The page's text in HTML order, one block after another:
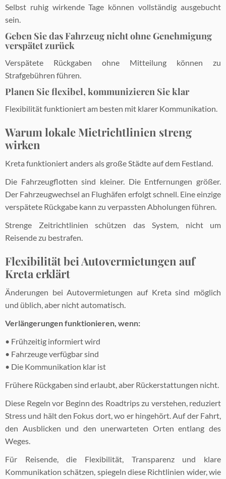
Selbst ruhig wirkende Tage können vollständig ausgebucht
sein.
Geben Sie das Fahrzeug nicht ohne Genehmigung
verspätet zurück
Verspätete Rückgaben ohne Mitteilung können zu
Strafgebühren führen.
Planen Sie flexibel, kommunizieren Sie klar
Flexibilität funktioniert am besten mit klarer Kommunikation.
Warum lokale Mietrichtlinien streng
wirken
Kreta funktioniert anders als große Städte auf dem Festland.
Die Fahrzeugflotten sind kleiner. Die Entfernungen größer.
Der Fahrzeugwechsel an Flughäfen erfolgt schnell. Eine einzige
verspätete Rückgabe kann zu verpassten Abholungen führen.
Strenge Zeitrichtlinien schützen das System, nicht um
Reisende zu bestrafen.
Flexibilität bei Autovermietungen auf
Kreta erklärt
Änderungen bei Autovermietungen auf Kreta sind möglich
und üblich, aber nicht automatisch.
Verlängerungen funktionieren, wenn:
• Frühzeitig informiert wird
• Fahrzeuge verfügbar sind
• Die Kommunikation klar ist
Frühere Rückgaben sind erlaubt, aber Rückerstattungen nicht.
Diese Regeln vor Beginn des Roadtrips zu verstehen, reduziert
Stress und hält den Fokus dort, wo er hingehört. Auf der Fahrt,
den Ausblicken und den unerwarteten Orten entlang des
Weges.
Für Reisende, die Flexibilität, Transparenz und klare
Kommunikation schätzen, spiegeln diese Richtlinien wider, wie